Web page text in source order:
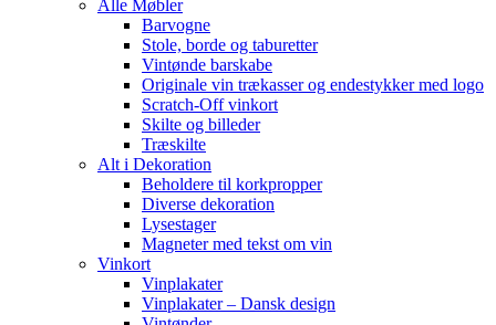
Alle Møbler
Barvogne
Stole, borde og taburetter
Vintønde barskabe
Originale vin trækasser og endestykker med logo
Scratch-Off vinkort
Skilte og billeder
Træskilte
Alt i Dekoration
Beholdere til korkpropper
Diverse dekoration
Lysestager
Magneter med tekst om vin
Vinkort
Vinplakater
Vinplakater – Dansk design